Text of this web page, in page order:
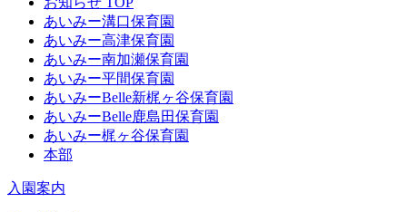
あいみー溝口保育園
あいみー高津保育園
あいみー南加瀬保育園
あいみー平間保育園
あいみーBelle新梶ヶ谷保育園
あいみーBelle鹿島田保育園
あいみー梶ヶ谷保育園
本部
入園案内